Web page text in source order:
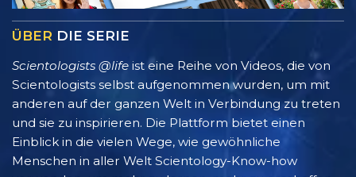
ÜBER DIE SERIE
Scientologists @life ist eine Reihe von Videos, die von
Scientologists selbst aufgenommen wurden, um mit
anderen auf der ganzen Welt in Verbindung zu treten
und sie zu inspirieren. Die Plattform bietet einen
Einblick in die vielen Wege, wie gewöhnliche
Menschen in aller Welt Scientology-Know-how